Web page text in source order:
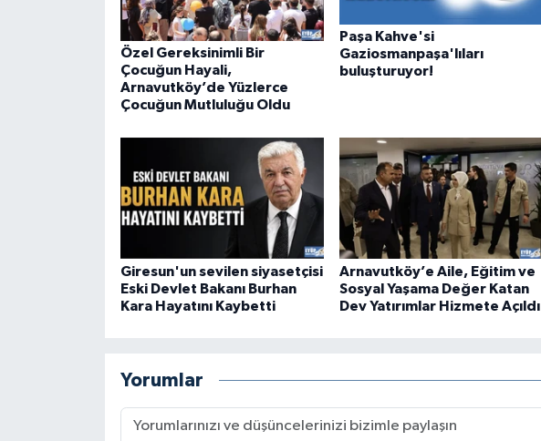
Özel Gereksinimli Bir
Çocuğun Hayali,
Arnavutköy’de Yüzlerce
Çocuğun Mutluluğu Oldu
Paşa Kahve'si
Gaziosmanpaşa'lıları
buluşturuyor!
Giresun'un sevilen siyasetçisi
Eski Devlet Bakanı Burhan
Kara Hayatını Kaybetti
Arnavutköy’e Aile, Eğitim ve
Sosyal Yaşama Değer Katan
Dev Yatırımlar Hizmete Açıldı
Yorumlar